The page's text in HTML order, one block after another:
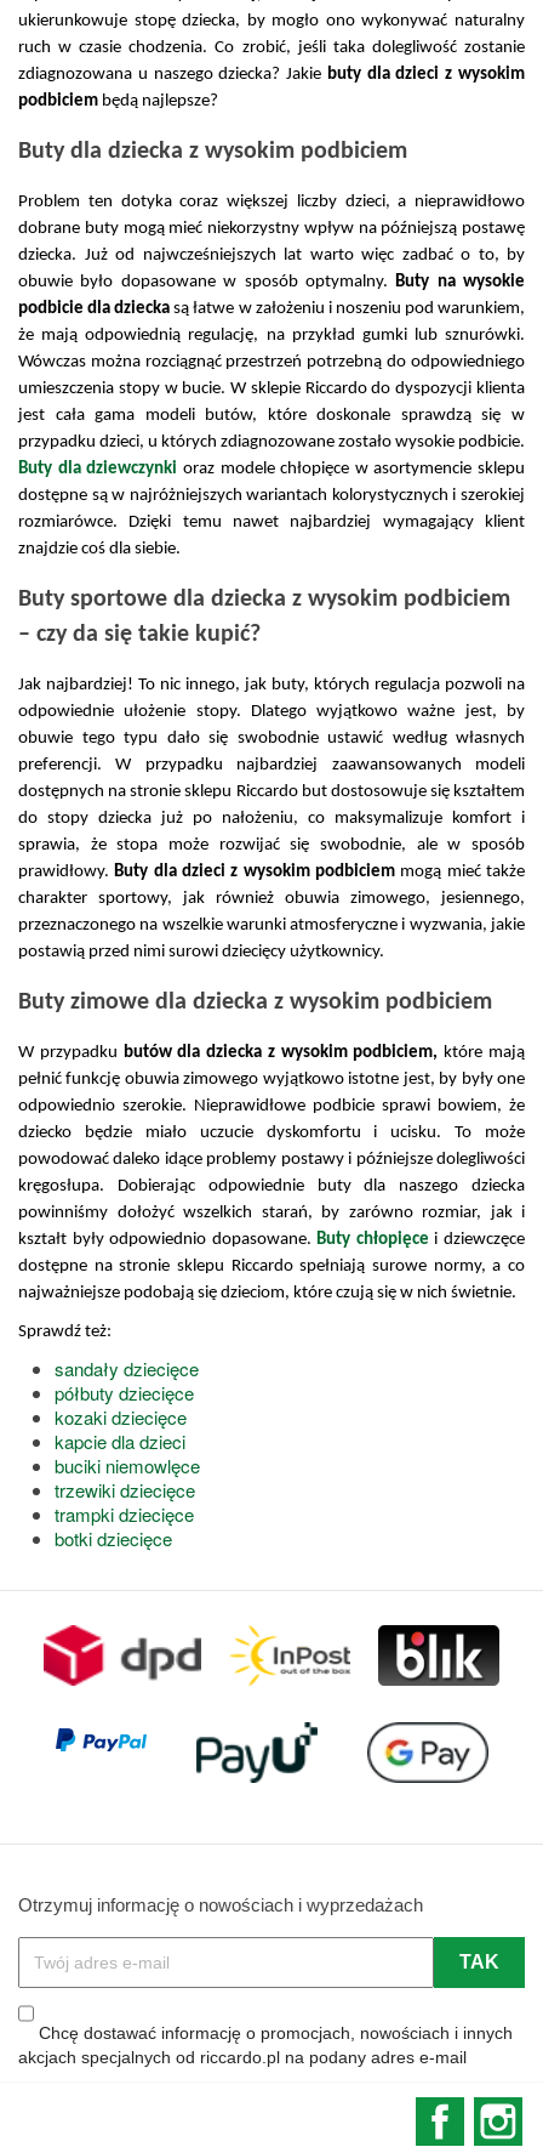
ukierunkowuje stopę dziecka, by mogło ono wykonywać naturalny
ruch w czasie chodzenia. Co zrobić, jeśli taka dolegliwość zostanie
zdiagnozowana u naszego dziecka? Jakie buty dla dzieci z wysokim
podbiciem będą najlepsze?
Buty dla dziecka z wysokim podbiciem
Problem ten dotyka coraz większej liczby dzieci, a nieprawidłowo
dobrane buty mogą mieć niekorzystny wpływ na późniejszą postawę
dziecka. Już od najwcześniejszych lat warto więc zadbać o to, by
obuwie było dopasowane w sposób optymalny. Buty na wysokie
podbicie dla dziecka są łatwe w założeniu i noszeniu pod warunkiem,
że mają odpowiednią regulację, na przykład gumki lub sznurówki.
Wówczas można rozciągnąć przestrzeń potrzebną do odpowiedniego
umieszczenia stopy w bucie. W sklepie Riccardo do dyspozycji klienta
jest cała gama modeli butów, które doskonale sprawdzą się w
Buty dla dziewczynki oraz modele chłopięce w asortymencie sklepu
dostępne są w najróżniejszych wariantach kolorystycznych i szerokiej
rozmiarówce. Dzięki temu nawet najbardziej wymagający klient
znajdzie coś dla siebie.
Buty sportowe dla dziecka z wysokim podbiciem
– czy da się takie kupić?
Jak najbardziej! To nic innego, jak buty, których regulacja pozwoli na
odpowiednie ułożenie stopy. Dlatego wyjątkowo ważne jest, by
obuwie tego typu dało się swobodnie ustawić według własnych
preferencji. W przypadku najbardziej zaawansowanych modeli
dostępnych na stronie sklepu Riccardo but dostosowuje się kształtem
do stopy dziecka już po nałożeniu, co maksymalizuje komfort i
sprawia, że stopa może rozwijać się swobodnie, ale w sposób
prawidłowy. Buty dla dzieci z wysokim podbiciem mogą mieć także
charakter sportowy, jak również obuwia zimowego, jesiennego,
przeznaczonego na wszelkie warunki atmosferyczne i wyzwania, jakie
postawią przed nimi surowi dziecięcy użytkownicy.
Buty zimowe dla dziecka z wysokim podbiciem
W przypadku butów dla dziecka z wysokim podbiciem, które mają
pełnić funkcję obuwia zimowego wyjątkowo istotne jest, by były one
odpowiednio szerokie. Nieprawidłowe podbicie sprawi bowiem, że
dziecko będzie miało uczucie dyskomfortu i ucisku. To może
powodować daleko idące problemy postawy i późniejsze dolegliwości
kręgosłupa. Dobierając odpowiednie buty dla naszego dziecka
powinniśmy dołożyć wszelkich starań, by zarówno rozmiar, jak i
kształt były odpowiednio dopasowane. Buty chłopięce i dziewczęce
dostępne na stronie sklepu Riccardo spełniają surowe normy, a co
najważniejsze podobają się dzieciom, które czują się w nich świetnie.
Sprawdź też:
sandały dziecięce
półbuty dziecięce
kozaki dziecięce
kapcie dla dzieci
buciki niemowlęce
trzewiki dziecięce
trampki dziecięce
botki dziecięce
Otrzymuj informację o nowościach i wyprzedażach
Chcę dostawać informację o promocjach, nowościach i innych
akcjach specjalnych od riccardo.pl na podany adres e-mail